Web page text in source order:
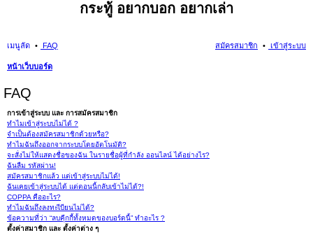
กระทู้ อยากบอก อยากเล่า
เมนูลัด FAQ เข้าสู่ระบบ
สมัครสมาชิก
หน้าเว็บบอร์ด
FAQ
การเข้าสู่ระบบ และ การสมัครสมาชิก
ทำไมเข้าสู่ระบบไม่ได้ ?
จำเป็นต้องสมัครสมาชิกด้วยหรือ?
ทำไมฉันถึงออกจากระบบโดยอัตโนมัติ?
จะสั่งไม่ให้แสดงชื่อของฉัน ในรายชื่อผู้ที่กำลัง ออนไลน์ ได้อย่างไร?
ฉันลืม รหัสผ่าน!
สมัครสมาชิกแล้ว แต่เข้าสู่ระบบไม่ได้!
ฉันเคยเข้าสู่ระบบได้ แต่ตอนนี้กลับเข้าไม่ได้?!
COPPA คืออะไร?
ทำไมฉันถึงลงทะเีบียนไม่ได้?
ข้อความที่ว่า “ลบคุีกกี้ทั้งหมดของบอร์ดนี้” ทำอะไร ?
ตั้งค่าสมาชิก และ ตั้งค่าต่าง ๆ